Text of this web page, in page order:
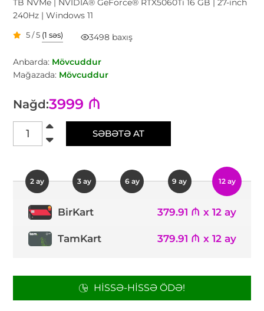
TB NVMe | NVIDIA® GeForce® RTX5060Ti 16 GB | 27-inch
240Hz | Windows 11
5 / 5 (1 səs) 3498 baxış
Anbarda: Mövcuddur
Mağazada: Mövcuddur
Nağd:3999 ₼
SƏBƏTƏ AT
2 ay 3 ay 6 ay 9 ay 12 ay
BirKart 379.91 ₼ x 12 ay
TamKart 379.91 ₼ x 12 ay
HISSƏ-HISSƏ ÖDƏ!